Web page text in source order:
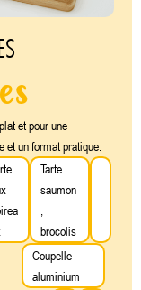
et pour une
un format pratique.
Tarte
saumon
brocolis
…
Coupelle
aluminium